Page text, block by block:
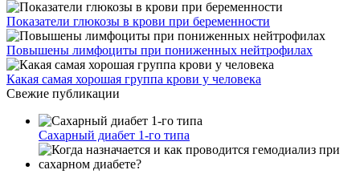
Показатели глюкозы в крови при беременности
Повышены лимфоциты при пониженных нейтрофилах
Какая самая хорошая группа крови у человека
Свежие публикации
Сахарный диабет 1-го типа